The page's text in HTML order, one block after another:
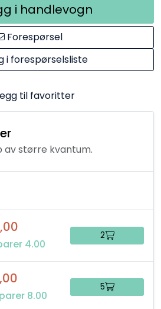
i handlevogn
Forespørsel
i forespørselsliste
til favoritter
av større kvantum.
4.00
2
8.00
5